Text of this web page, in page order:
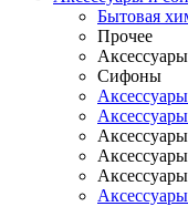
Бытовая
Прочее
Сифоны